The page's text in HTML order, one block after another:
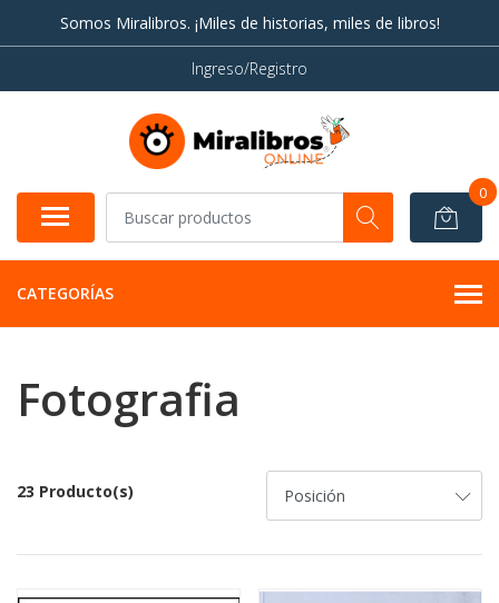
Somos Miralibros. ¡Miles de historias, miles de libros!
Ingreso/Registro
0
CATEGORÍAS
Fotografia
23 Producto(s)